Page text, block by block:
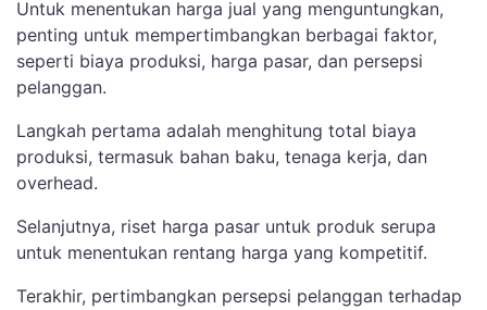
Untuk menentukan harga jual yang menguntungkan,
penting untuk mempertimbangkan berbagai faktor,
seperti biaya produksi, harga pasar, dan persepsi
pelanggan.
Langkah pertama adalah menghitung total biaya
produksi, termasuk bahan baku, tenaga kerja, dan
overhead.
Selanjutnya, riset harga pasar untuk produk serupa
untuk menentukan rentang harga yang kompetitif.
Terakhir, pertimbangkan persepsi pelanggan terhadap